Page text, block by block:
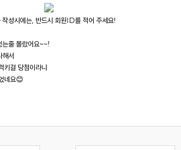
성시에는, 반드시 회원ID를 적어 주세요!
는줄 몰랐어요~~!
해서
키걸 당첨이라니
네요😊